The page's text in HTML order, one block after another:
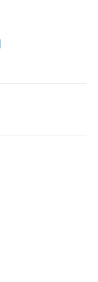
via X -
via
nieuwsbericht
dit